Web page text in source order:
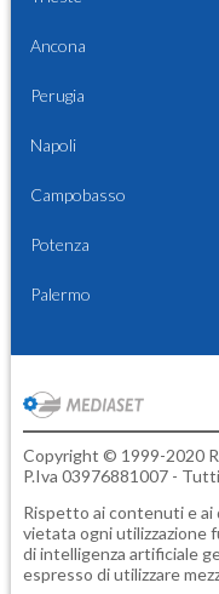
Ancona
Perugia
Napoli
Campobasso
Potenza
Palermo
Copyright © 1999-2020
P.Iva 03976881007 -
Rispetto ai contenuti e
vietata ogni utilizzazione
di intelligenza artificiale
espresso di utilizzare